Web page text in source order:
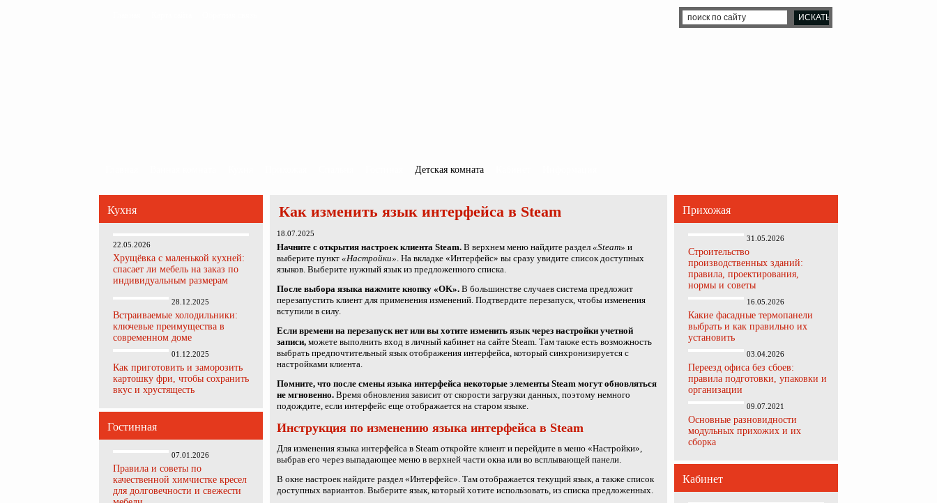
Детская комната
Кухня
22.05.2026
Хрущёвка с маленькой кухней:
спасает ли мебель на заказ по
индивидуальным размерам
28.12.2025
Встраиваемые холодильники:
ключевые преимущества в
современном доме
01.12.2025
Как приготовить и заморозить
картошку фри, чтобы сохранить
вкус и хрустящесть
Гостинная
07.01.2026
Правила и советы по
качественной химчистке кресел
для долговечности и свежести
Прихожая
31.05.2026
Строительство
производственных зданий:
правила, проектирования,
нормы и советы
16.05.2026
Какие фасадные термопанели
выбрать и как правильно их
установить
03.04.2026
Переезд офиса без сбоев:
правила подготовки, упаковки и
организации
09.07.2021
Основные разновидности
модульных прихожих и их
сборка
Кабинет
Как изменить язык интерфейса в Steam
18.07.2025
Начните с открытия настроек клиента Steam. В верхнем меню найдите раздел «Steam» и
выберите пункт «Настройки». На вкладке «Интерфейс» вы сразу увидите список доступных
языков. Выберите нужный язык из предложенного списка.
После выбора языка нажмите кнопку «OK». В большинстве случаев система предложит
перезапустить клиент для применения изменений. Подтвердите перезапуск, чтобы изменения
вступили в силу.
Если времени на перезапуск нет или вы хотите изменить язык через настройки учетной
записи, можете выполнить вход в личный кабинет на сайте Steam. Там также есть возможность
выбрать предпочтительный язык отображения интерфейса, который синхронизируется с
настройками клиента.
Помните, что после смены языка интерфейса некоторые элементы Steam могут обновляться
не мгновенно. Время обновления зависит от скорости загрузки данных, поэтому немного
подождите, если интерфейс еще отображается на старом языке.
Инструкция по изменению языка интерфейса в Steam
Для изменения языка интерфейса в Steam откройте клиент и перейдите в меню «Настройки»,
выбрав его через выпадающее меню в верхней части окна или во всплывающей панели.
В окне настроек найдите раздел «Интерфейс». Там отображается текущий язык, а также список
доступных вариантов. Выберите язык, который хотите использовать, из списка предложенных.